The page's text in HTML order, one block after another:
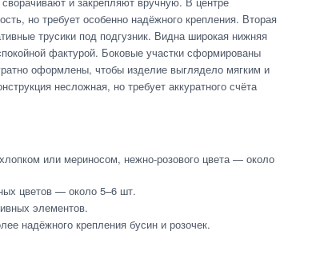
но требует особенно надёжного крепления. Вторая
трусики под подгузник. Видна широкая нижняя
фактурой. Боковые участки сформированы
оформлены, чтобы изделие выглядело мягким и
несложная, но требует аккуратного счёта
или мериносом, нежно-розового цвета — около
цветов — около 5–6 шт.
элементов.
надёжного крепления бусин и розочек.